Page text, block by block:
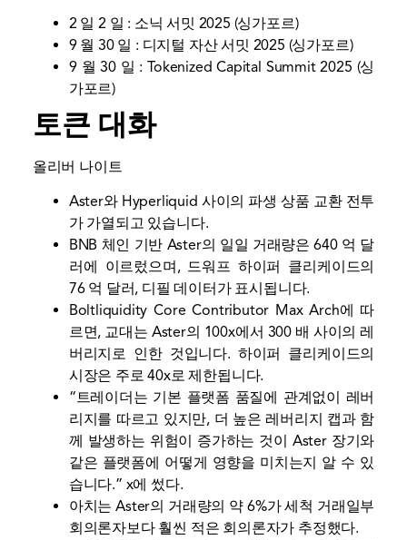
2 일 2 일 : 소닉 서밋 2025 (싱가포르)
9 월 30 일 : 디지털 자산 서밋 2025 (싱가포르)
9 월 30 일 :Tokenized Capital Summit 2025 (싱
가포르)
토큰 대화
올리버 나이트
Aster와 Hyperliquid 사이의 파생 상품 교환 전투
가 가열되고 있습니다.
BNB 체인 기반 Aster의 일일 거래량은 640 억 달
러에 이르렀으며, 드워프 하이퍼 클리케이드의
76 억 달러, 디필 데이터가 표시됩니다.
Boltliquidity Core Contributor Max Arch에 따
르면, 교대는 Aster의 100x에서 300 배 사이의 레
버리지로 인한 것입니다. 하이퍼 클리케이드의
시장은 주로 40x로 제한됩니다.
“트레이더는 기본 플랫폼 품질에 관계없이 레버
리지를 따르고 있지만, 더 높은 레버리지 캡과 함
께 발생하는 위험이 증가하는 것이 Aster 장기와
같은 플랫폼에 어떻게 영향을 미치는지 알 수 있
습니다.” x에 썼다.
아치는 Aster의 거래량의 약 6%가세척 거래 일부
회의론자보다 훨씬 적은 회의론자가 추정했다.